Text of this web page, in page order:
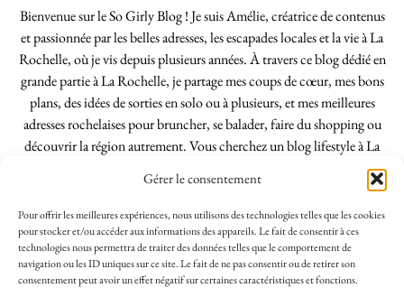
Gérer le consentement
Pour offrir les meilleures expériences, nous utilisons des technologies telles que les cookies
pour stocker et/ou accéder aux informations des appareils. Le fait de consentir à ces
technologies nous permettra de traiter des données telles que le comportement de
navigation ou les ID uniques sur ce site. Le fait de ne pas consentir ou de retirer son
consentement peut avoir un effet négatif sur certaines caractéristiques et fonctions.
Bienvenue sur le So Girly Blog ! Je suis Amélie, créatrice de contenus
et passionnée par les belles adresses, les escapades locales et la vie à La
Rochelle, où je vis depuis plusieurs années. À travers ce blog dédié en
grande partie à La Rochelle, je partage mes coups de cœur, mes bons
plans, des idées de sorties en solo ou à plusieurs, et mes meilleures
adresses rochelaises pour bruncher, se balader, faire du shopping ou
découvrir la région autrement. Vous cherchez un blog lifestyle à La
Rochelle, tenu par une locale ? Vous êtes au bon endroit. Que vous
soyez Rochelais·e ou de passage dans notre belle ville, j’espère que mes
articles vous aideront à profiter de La Rochelle comme un·e vrai·e
initié·e. !